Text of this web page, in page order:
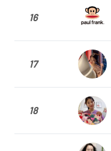
16
17
18